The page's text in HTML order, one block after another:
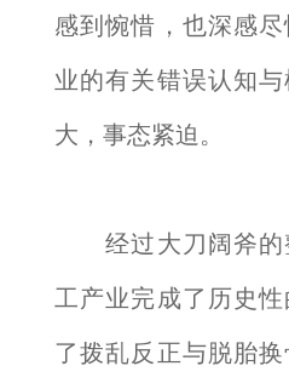
感到惋惜，也深感
业的有关错误认知
大，事态紧迫。
经过大刀阔斧的
工产业完成了历史
了拨乱反正与脱胎